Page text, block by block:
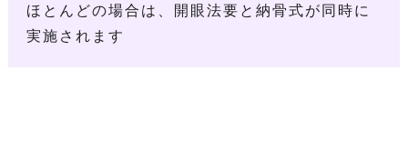
ほとんどの場合は、開眼法要と納骨式が同時に
実施されます